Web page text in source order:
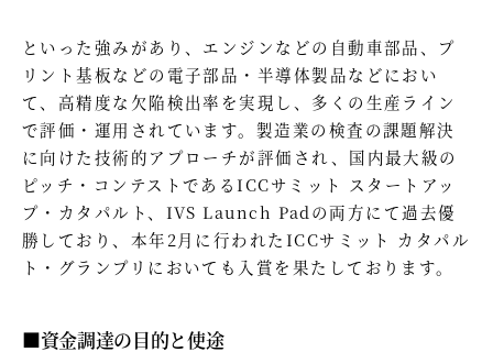
といった強みがあり、エンジンなどの自動車部品、プ
リント基板などの電子部品・半導体製品などにおい
て、高精度な欠陥検出率を実現し、多くの生産ライン
で評価・運用されています。製造業の検査の課題解決
に向けた技術的アプローチが評価され、国内最大級の
ピッチ・コンテストであるICCサミット スタートアッ
プ・カタパルト、IVS Launch Padの両方にて過去優
勝しており、本年2月に行われたICCサミット カタパル
ト・グランプリにおいても入賞を果たしております。
■資金調達の目的と使途